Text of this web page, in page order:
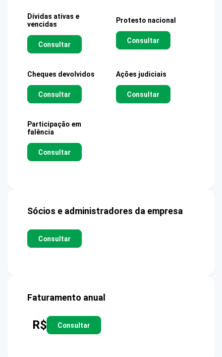
Dívidas ativas e
vencidas
Consultar
Protesto nacional
Consultar
Cheques devolvidos
Consultar
Ações judiciais
Consultar
Participação em
falência
Consultar
Sócios e administradores da empresa
Consultar
Faturamento anual
R$ Consultar